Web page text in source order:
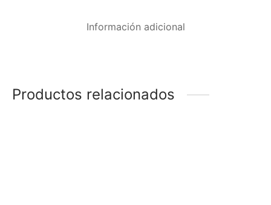
Información adicional
Productos relacionados